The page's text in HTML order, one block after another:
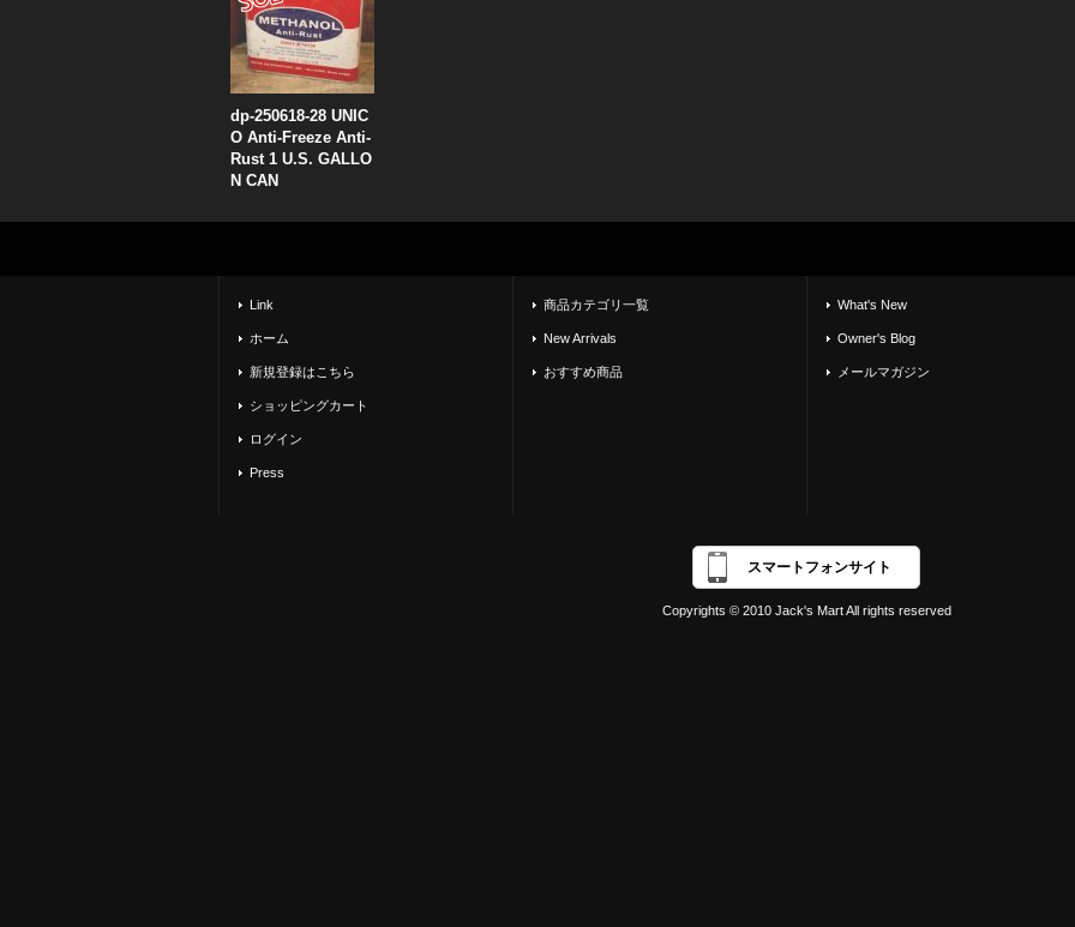
dp-250618-28 UNIC
O Anti-Freeze Anti-
Rust 1 U.S. GALLO
N CAN
Link
ホーム
新規登録はこちら
ショッピングカート
ログイン
Press
商品カテゴリ一覧
New Arrivals
おすすめ商品
What's New
Owner's Blog
メールマガジン
スマートフォンサイト
Copyrights © 2010 Jack's Mart All rights reserved